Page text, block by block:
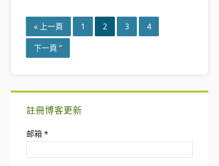
« 造
訪
上一頁 頁
1 頁
2 頁
3 頁
4
造
訪
下一頁 ”
註冊博客更新
邮箱*